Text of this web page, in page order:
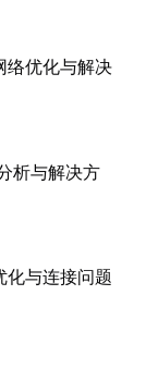
络优化与解决
析与解决方
化与连接问题